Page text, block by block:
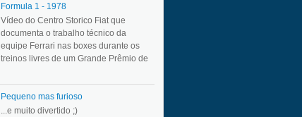
Formula 1 - 1978
Vídeo do Centro Storico Fiat que
documenta o trabalho técnico da
equipe Ferrari nas boxes durante os
treinos livres de um Grande Prêmio de
Pequeno mas furioso
...e muito divertido ;)